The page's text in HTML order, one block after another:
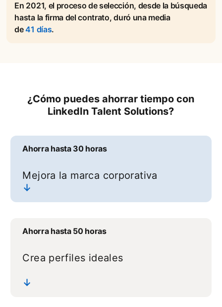
En 2021, el proceso de selección, desde la búsqueda
hasta la firma del contrato, duró una media
de41 díasopens in a new tab
.
¿Cómo puedes ahorrar tiempo con
LinkedIn Talent Solutions?
Ahorra hasta 30 horas
Mejora la marca corporativa
↓
Ahorra hasta 50 horas
Crea perfiles ideales
↓